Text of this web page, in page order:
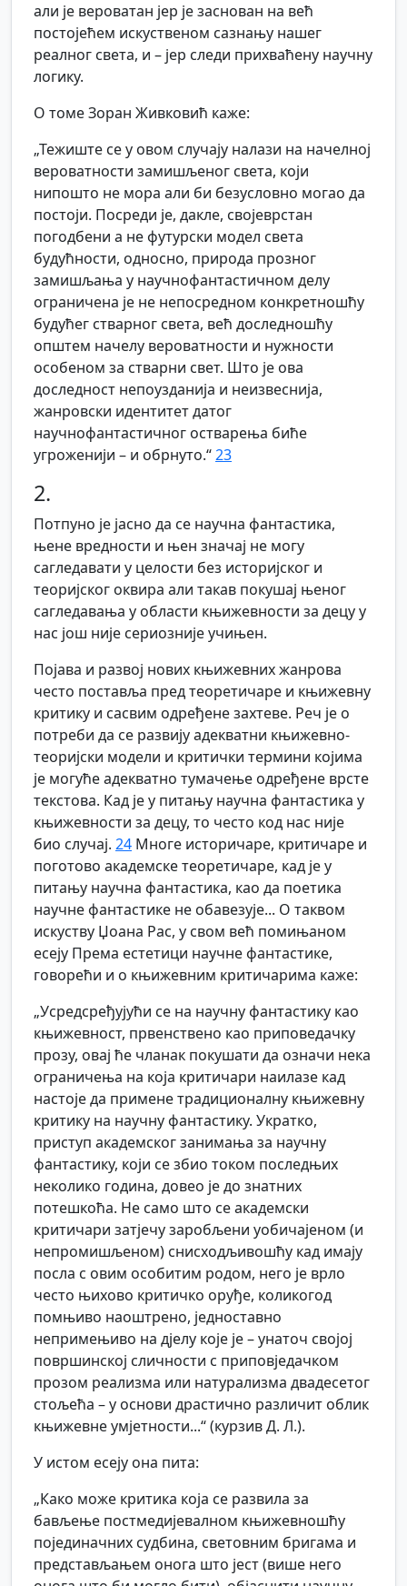
али је вероватан јер је заснован на већ
постојећем искуственом сазнању нашег
реалног света, и – јер следи прихваћену научну
логику.
О томе Зоран Живковић каже:
„Тежиште се у овом случају налази на начелној
вероватности замишљеног света, који
нипошто не мора али би безусловно могао да
постоји. Посреди је, дакле, својеврстан
погодбени а не футурски модел света
будућности, односно, природа прозног
замишљања у научнофантастичном делу
ограничена је не непосредном конкретношћу
будућег стварног света, већ доследношћу
општем начелу вероватности и нужности
особеном за стварни свет. Што је ова
доследност непоузданија и неизвеснија,
жанровски идентитет датог
научнофантастичног остварења биће
угроженији – и обрнуто.“23
2.
Потпуно је јасно да се научна фантастика,
њене вредности и њен значај не могу
сагледавати у целости без историјског и
теоријског оквира али такав покушај њеног
сагледавања у области књижевности за децу у
нас још није сериозније учињен.
Појава и развој нових књижевних жанрова
често поставља пред теоретичаре и књижевну
критику и сасвим одређене захтеве. Реч је о
потреби да се развију адекватни књижевно-
теоријски модели и критички термини којима
је могуће адекватно тумачење одређене врсте
текстова. Кад је у питању научна фантастика у
књижевности за децу, то често код нас није
био случај. 24 Многе историчаре, критичаре и
поготово академске теоретичаре, кад је у
питању научна фантастика, као да поетика
научне фантастике не обавезује... О таквом
искуству Џоана Рас, у свом већ помињаном
есеју Према естетици научне фантастике,
говорећи и о књижевним критичарима каже:
„Усредсређујући се на научну фантастику као
књижевност, првенствено као приповедачку
прозу, овај ће чланак покушати да означи нека
ограничења на која критичари наилазе кад
настоје да примене традиционалну књижевну
критику на научну фантастику. Укратко,
приступ академског занимања за научну
фантастику, који се збио током последњих
неколико година, довео је до знатних
потешкоћа. Не само што се академски
критичари затјечу заробљени уобичајеном (и
непромишљеном) снисходљивошћу кад имају
посла с овим особитим родом, него је врло
често њихово критичко оруђе, коликогод
помњиво наоштрено, једноставно
непримењиво на дјелу које је – унаточ својој
површинској сличности с приповједачком
прозом реализма или натурализма двадесетог
стољећа – у основи драстично различит облик
књижевне умјетности...“ (курзив Д. Л.).
У истом есеју она пита:
„Како може критика која се развила за
бављење постмедијевалном књижевношћу
појединачних судбина, световним бригама и
представљањем онога што јест (више него